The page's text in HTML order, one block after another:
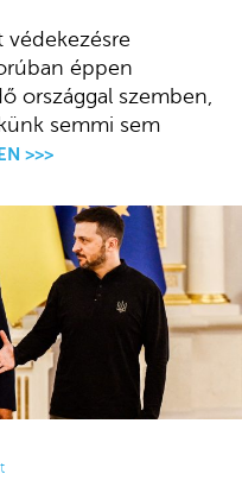
védekezésre
éppen
országgal szemben,
semmi sem
>>>